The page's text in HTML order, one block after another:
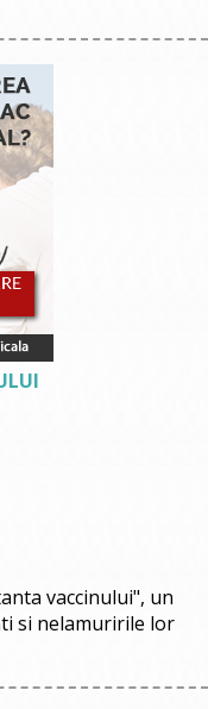
vaccinului", un
si nelamuririle lor